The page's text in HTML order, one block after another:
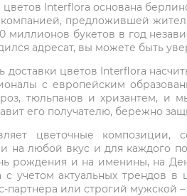
Interflora основана
предложившей
миллионов букетов в год
адресат, вы можете быть
доставки цветов Interflora
с европейским
тюльпанов и хризантем, и
его получателю, бережно
цветочные
на любой вкус и для каждого
рождения и на именины, на
учетом актуальных трендов
партнера или строгий мужской